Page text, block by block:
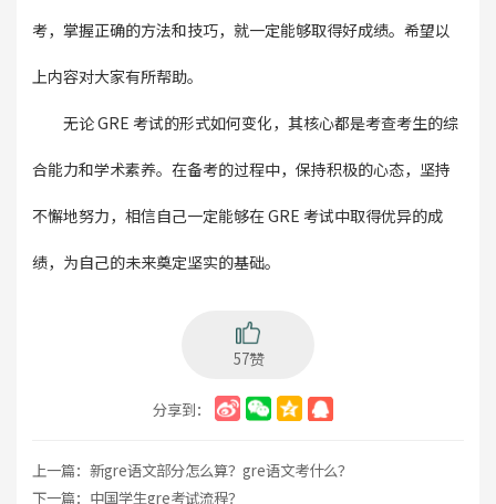
考，掌握正确的方法和技巧，就一定能够取得好成绩。希望以
上内容对大家有所帮助。
无论 GRE 考试的形式如何变化，其核心都是考查考生的综
合能力和学术素养。在备考的过程中，保持积极的心态，坚持
不懈地努力，相信自己一定能够在 GRE 考试中取得优异的成
绩，为自己的未来奠定坚实的基础。
57赞
分享到：
上一篇： 新gre语文部分怎么算？gre语文考什么？
下一篇： 中国学生gre考试流程？